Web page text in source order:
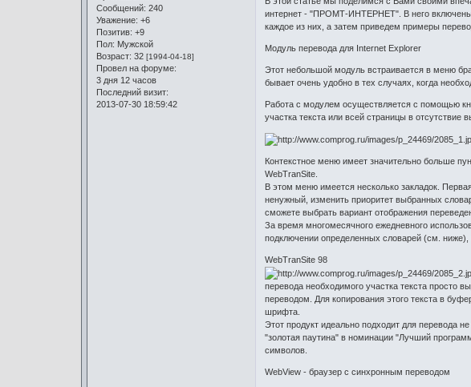
Сообщений: 240
Уважение: +6
Позитив: +9
Пол: Мужской
Возраст: 32 [1994-04-18]
Провел на форуме:
3 дня 12 часов
Последний визит:
2013-07-30 18:59:42
интернет - "ПРОМТ-ИНТЕРНЕТ". В него включены
каждое из них, а затем приведем примеры
Модуль перевода для Internet Explorer
Этот небольшой модуль встраивается в меню
бывает очень удобно в тех случаях, когда
Работа с модулем осуществляется с помощью
участка текста или всей страницы в отсутствие
Контекстное меню имеет значительно больше
WebTranSite.
В этом меню имеется несколько закладок.
ненужный, изменить приоритет выбранных
сможете выбрать вариант отображения
За время многомесячного ежедневного
подключении определенных словарей (см.
WebTranSite 98
перевода необходимого участка текста просто
переводом. Для копирования этого текста в
шрифта.
Этот продукт идеально подходит для перевода
"золотая паутина" в номинации "Лучший
символов.
WebView - браузер с синхронным переводом